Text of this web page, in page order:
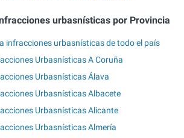
urbasnísticas por Provincia
infracciones urbasnísticas de todo el país
Urbasnísticas A Coruña
Urbasnísticas Álava
Urbasnísticas Albacete
Urbasnísticas Alicante
Urbasnísticas Almería